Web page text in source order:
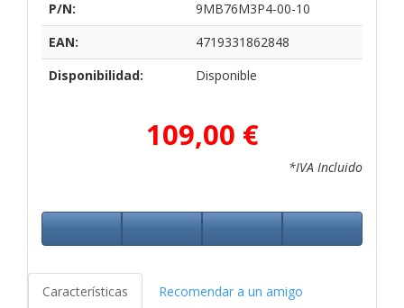
P/N:
9MB76M3P4-00-10
EAN:
4719331862848
Disponibilidad:
Disponible
109,00 €
*IVA Incluido
Características Recomendar a un amigo